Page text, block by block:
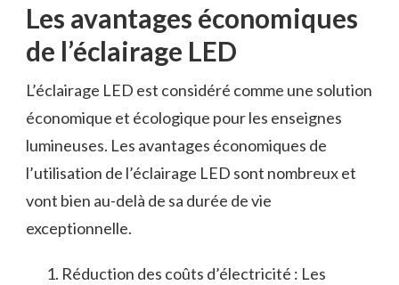
Les avantages économiques
de l’éclairage LED
L’éclairage LED est considéré⁤ comme une solution
économique et écologique pour ⁤les enseignes⁣
lumineuses. Les avantages économiques⁣ de
l’utilisation de l’éclairage LED ‍sont nombreux et
vont bien au-delà de sa durée de vie
exceptionnelle.
Réduction des coûts d’électricité : Les